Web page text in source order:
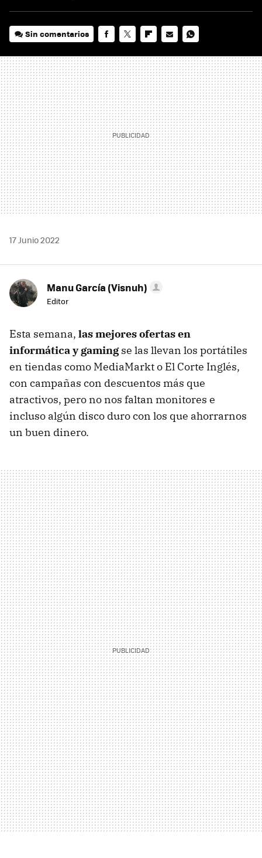
Sin comentarios
MAIL
17 Junio 2022
Manu García (Visnuh)
Editor
Esta semana, las mejores ofertas en
informática y gamingse las llevan los portátiles
en tiendas como MediaMarkt o El Corte Inglés,
con campañas con descuentos más que
atractivos, pero no nos faltan monitores e
incluso algún disco duro con los que ahorrarnos
un buen dinero.